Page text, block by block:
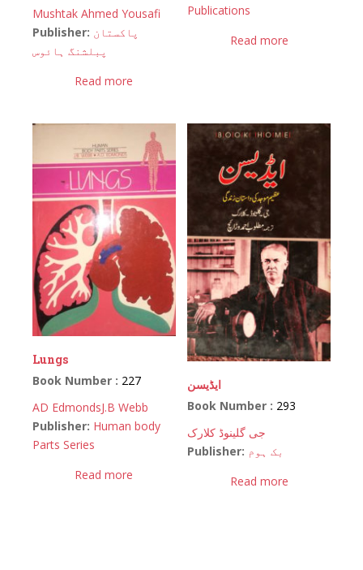
Mushtak Ahmed Yousafi
Publisher: پاکستان
پبلشنگ ہائوس
Read more
Publications
Read more
Lungs
Book Number : 227
AD EdmondsJ.B Webb
Publisher: Human body
Parts Series
Read more
ایڈیسن
Book Number : 293
جی گلینوڈ کلارک
Publisher: بک ہوم
Read more